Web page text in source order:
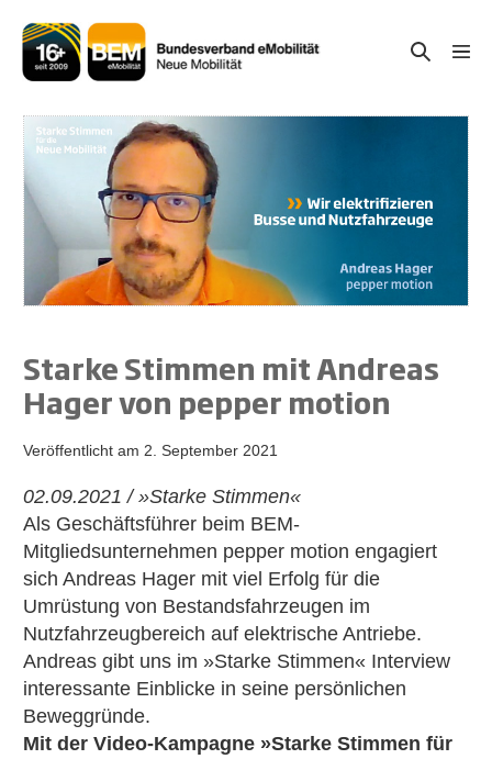
Inhalt
springen
Suche-
Starke Stimmen mit Andreas
Hager von pepper motion
Veröffentlicht am 2. September 2021
02.09.2021 / »Starke Stimmen«
Als Geschäftsführer beim BEM-
Mitgliedsunternehmen pepper motion engagiert
sich Andreas Hager mit viel Erfolg für die
Umrüstung von Bestandsfahrzeugen im
Nutzfahrzeugbereich auf elektrische Antriebe.
Andreas gibt uns im »Starke Stimmen« Interview
interessante Einblicke in seine persönlichen
Beweggründe.
Mit der Video-Kampagne »Starke Stimmen für